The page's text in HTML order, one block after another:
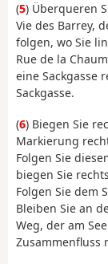
(5) Überqueren
Vie des Barrey,
folgen, wo Sie
Rue de la
eine Sackgasse
Sackgasse.
(6) Biegen Sie
Markierung
Folgen Sie
biegen Sie
Folgen Sie dem
Bleiben Sie an
Weg, der am
Zusammenfluss